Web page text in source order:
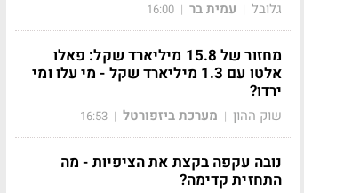
גלובל | עמית בר |
16:00
מחזור של 15.8 מיליארד שקל: פאלו
אלטו עם 1.3 מיליארד שקל - מי עלו ומי
ירדו?
שוק ההון | מערכת ביזפורטל |
16:53
נובה עקפה בקצת את הציפיות - מה
התחזית קדימה?